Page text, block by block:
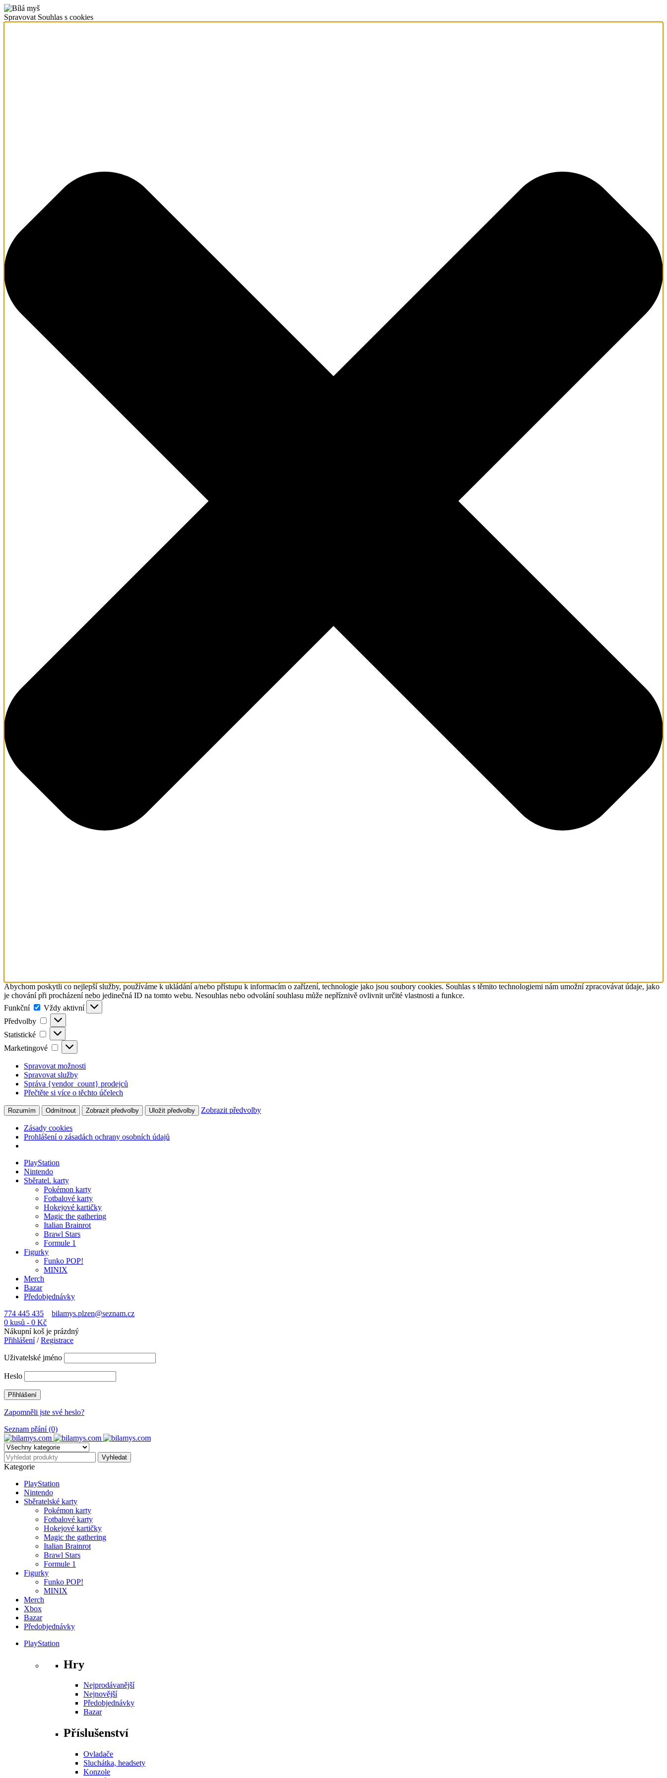
Spravovat Souhlas s cookies
Abychom poskytli co nejlepší služby, používáme k ukládání a/nebo přístupu k informacím o zařízení, technologie jako jsou soubory cookies. Souhlas s těmito technologiemi nám umožní zpracovávat údaje, jako
je chování při procházení nebo jedinečná ID na tomto webu. Nesouhlas nebo odvolání souhlasu může nepříznivě ovlivnit určité vlastnosti a funkce.
Funkční
Funkční
Vždy aktivní
Předvolby
Předvolby
Statistické Statistické
Marketingové Marketingové
Spravovat možnosti
Spravovat služby
Správa {vendor_count} prodejců
Přečtěte si více o těchto účelech
Rozumím Odmítnout Zobrazit předvolby Uložit předvolby Zobrazit předvolby
Zásady cookies
Prohlášení o zásadách ochrany osobních údajů
PlayStation
Nintendo
Sběratel. karty
Pokémon karty
Fotbalové karty
Hokejové kartičky
Magic the gathering
Italian Brainrot
Brawl Stars
Formule 1
Figurky
Funko POP!
MINIX
Merch
Bazar
Předobjednávky
774 445 435
bilamys.plzen@seznam.cz
0 kusů - 0 Kč
Nákupní koš je prázdný
Přihlášení/Registrace
Uživatelské jméno
Heslo
Zapomněli jste své heslo?
Seznam přání (0)
Kategorie
PlayStation
Nintendo
Sběratelské karty
Pokémon karty
Fotbalové karty
Hokejové kartičky
Magic the gathering
Italian Brainrot
Brawl Stars
Formule 1
Figurky
Funko POP!
MINIX
Merch
Xbox
Bazar
Předobjednávky
PlayStation
Hry
Nejprodávanější
Nejnovější
Předobjednávky
Bazar
Příslušenství
Ovladače
Sluchátka, headsety
Konzole